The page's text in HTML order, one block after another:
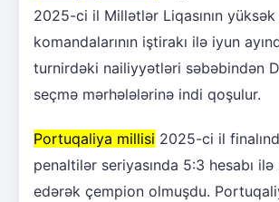
2025-ci il Millətlər Liqasının
komandalarının iştirakı ilə iyun
turnirdəki nailiyyətləri səbəbindən
seçmə mərhələlərinə indi qoşulur.
Portuqaliya millisi 2025-ci il
penaltilər seriyasında 5:3 hesabı
edərək çempion olmuşdu.